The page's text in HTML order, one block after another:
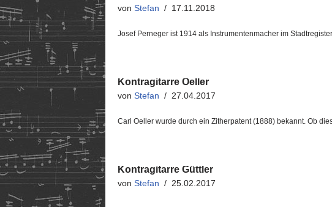
von Stefan 17.11.2018
Josef Perneger ist 1914 als Instrumentenmacher im
Kontragitarre Oeller
von Stefan 27.04.2017
Carl Oeller wurde durch ein Zitherpatent (1888) bekannt. Ob
Kontragitarre Güttler
von Stefan 25.02.2017